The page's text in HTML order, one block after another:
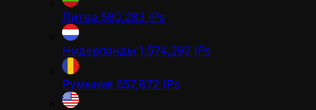
Литва 580,283 IPs
Нидерланды 1,574,293 IPs
Румыния 657,872 IPs